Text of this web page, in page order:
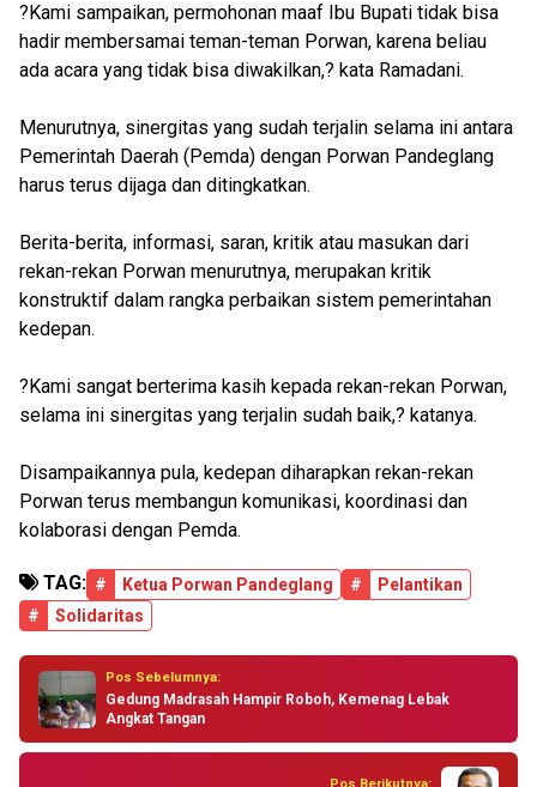
?Kami sampaikan, permohonan maaf Ibu Bupati tidak bisa
hadir membersamai teman-teman Porwan, karena beliau
ada acara yang tidak bisa diwakilkan,? kata Ramadani.
Menurutnya, sinergitas yang sudah terjalin selama ini antara
Pemerintah Daerah (Pemda) dengan Porwan Pandeglang
harus terus dijaga dan ditingkatkan.
Berita-berita, informasi, saran, kritik atau masukan dari
rekan-rekan Porwan menurutnya, merupakan kritik
konstruktif dalam rangka perbaikan sistem pemerintahan
kedepan.
?Kami sangat berterima kasih kepada rekan-rekan Porwan,
selama ini sinergitas yang terjalin sudah baik,? katanya.
Disampaikannya pula, kedepan diharapkan rekan-rekan
Porwan terus membangun komunikasi, koordinasi dan
kolaborasi dengan Pemda.
TAG: # Ketua Porwan Pandeglang #
Pelantikan
#
Solidaritas
Pos Sebelumnya:
Gedung Madrasah Hampir Roboh, Kemenag Lebak
Angkat Tangan
Pos Berikutnya: